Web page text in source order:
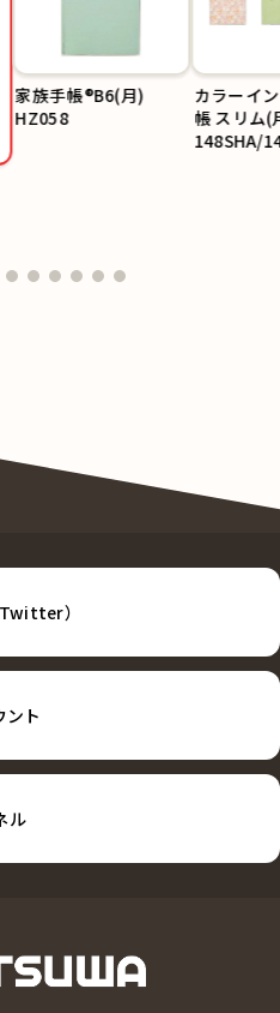
家族手帳®B6(月)
HZ058
カラーイ
帳 スリム(
148SHA/
）
ト
ル